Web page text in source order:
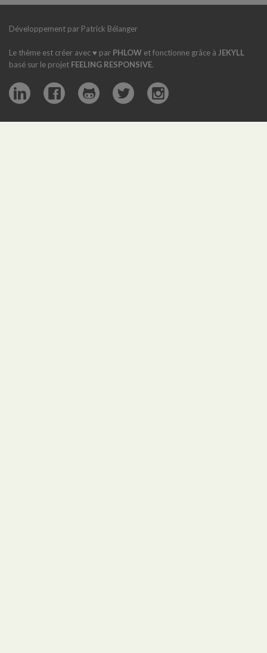
Développement par Patrick Bélanger
Le thème est créer avec ♥ par PHLOW et fonctionne grâce à JEKYLL
basé sur le projet FEELING RESPONSIVE.